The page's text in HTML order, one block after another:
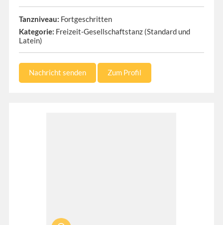
Tanzniveau: Fortgeschritten
Kategorie: Freizeit-Gesellschaftstanz (Standard und
Latein)
Nachricht senden Zum Profil